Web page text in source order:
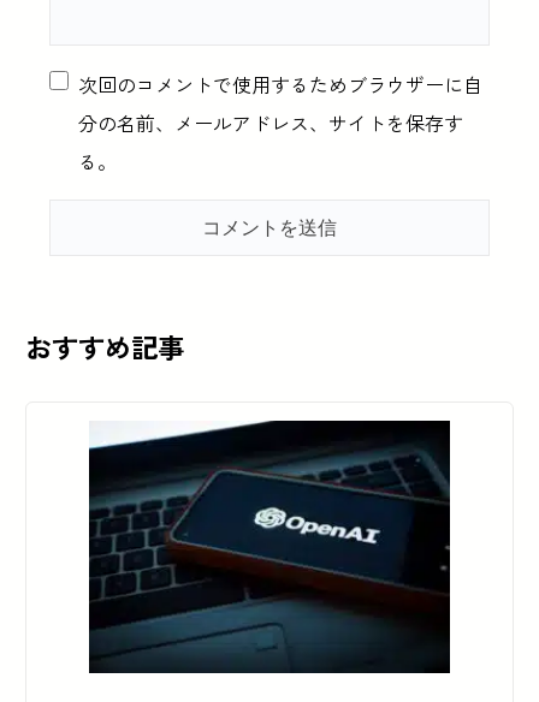
次回のコメントで使用するためブラウザーに自
分の名前、メールアドレス、サイトを保存す
る。
おすすめ記事